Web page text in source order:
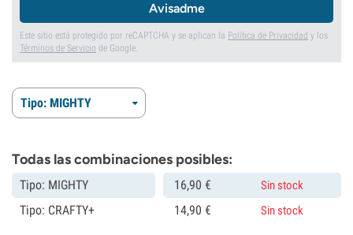
Avisadme
Este sitio está protegido por reCAPTCHA y se aplican la Política de Privacidad y los
Términos de Servicio de Google.
Tipo: MIGHTY
Todas las combinaciones posibles:
Tipo: MIGHTY 16,90 € Sin stock
Tipo: CRAFTY+ 14,90 € Sin stock